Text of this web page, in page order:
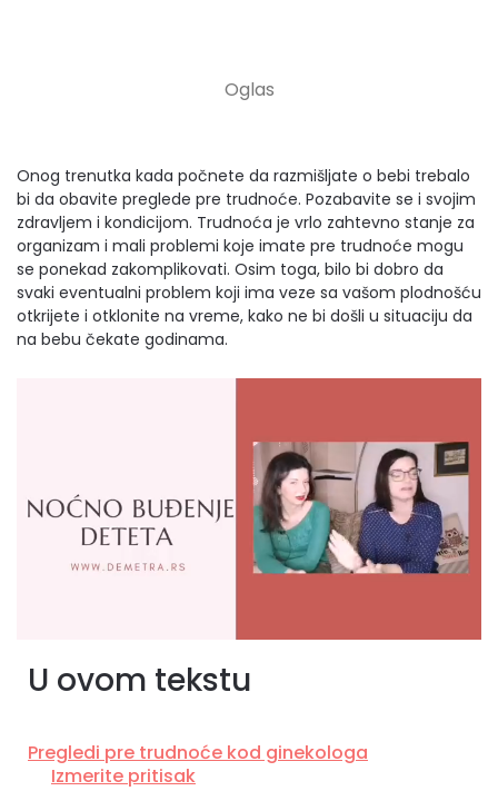
Onog trenutka kada počnete da razmišljate o bebi trebalo
bi da obavite preglede pre trudnoće. Pozabavite se i svojim
zdravljem i kondicijom. Trudnoća je vrlo zahtevno stanje za
organizam i mali problemi koje imate pre trudnoće mogu
se ponekad zakomplikovati. Osim toga, bilo bi dobro da
svaki eventualni problem koji ima veze sa vašom plodnošću
otkrijete i otklonite na vreme, kako ne bi došli u situaciju da
na bebu čekate godinama.
U ovom tekstu
Pregledi pre trudnoće kod ginekologa
Izmerite pritisak